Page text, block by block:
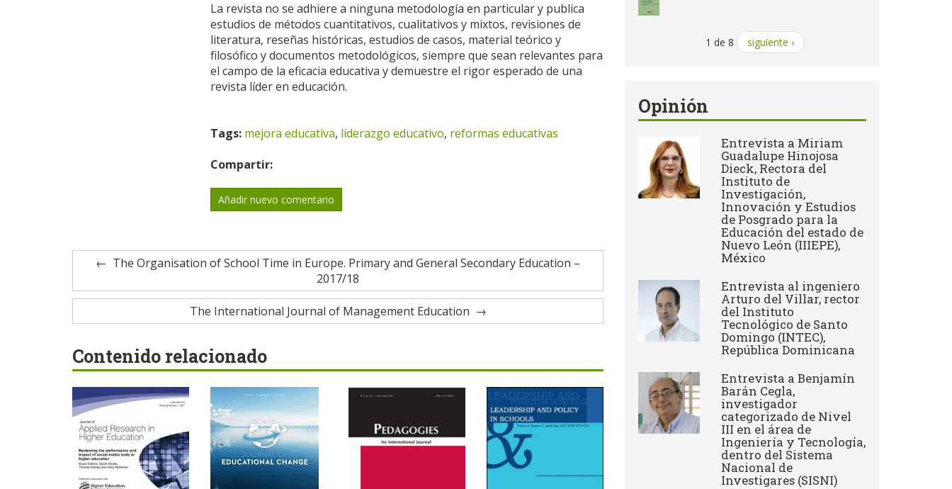
La revista no se adhiere a ninguna metodología en particular y publica
estudios de métodos cuantitativos, cualitativos y mixtos, revisiones de
literatura, reseñas históricas, estudios de casos, material teórico y
filosófico y documentos metodológicos, siempre que sean relevantes para
el campo de la eficacia educativa y demuestre el rigor esperado de una
revista líder en educación.
Tags: mejora educativa, liderazgo educativo, reformas educativas
Compartir:
Añadir nuevo comentario
The Organisation of School Time in Europe. Primary and General Secondary Education –
2017/18
The International Journal of Management Education
Contenido relacionado
1 de 8 siguiente ›
Opinión
Entrevista a Miriam
Guadalupe Hinojosa
Dieck, Rectora del
Instituto de
Investigación,
Innovación y Estudios
de Posgrado para la
Educación del estado de
Nuevo León (IIIEPE),
México
Entrevista al ingeniero
Arturo del Villar, rector
del Instituto
Tecnológico de Santo
Domingo (INTEC),
República Dominicana
Entrevista a Benjamín
Barán Cegla,
investigador
categorizado de Nivel
III en el área de
Ingeniería y Tecnología,
dentro del Sistema
Nacional de
Investigares (SISNI)